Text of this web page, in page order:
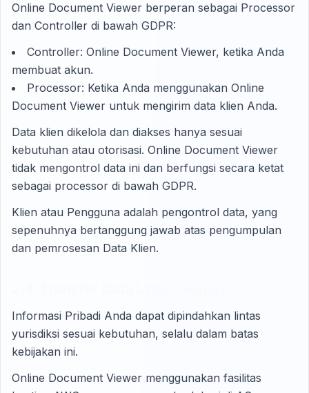
Online Document Viewer berperan sebagai Processor
dan Controller di bawah GDPR:
Controller: Online Document Viewer, ketika Anda
membuat akun.
Processor: Ketika Anda menggunakan Online
Document Viewer untuk mengirim data klien Anda.
Data klien dikelola dan diakses hanya sesuai
kebutuhan atau otorisasi. Online Document Viewer
tidak mengontrol data ini dan berfungsi secara ketat
sebagai processor di bawah GDPR.
Klien atau Pengguna adalah pengontrol data, yang
sepenuhnya bertanggung jawab atas pengumpulan
dan pemrosesan Data Klien.
Informasi Pribadi Anda dapat dipindahkan lintas
yurisdiksi sesuai kebutuhan, selalu dalam batas
kebijakan ini.
Online Document Viewer menggunakan fasilitas